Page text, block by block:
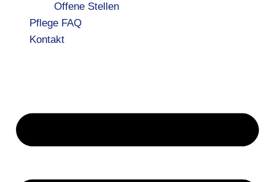
Offene Stellen
Pflege FAQ
Kontakt